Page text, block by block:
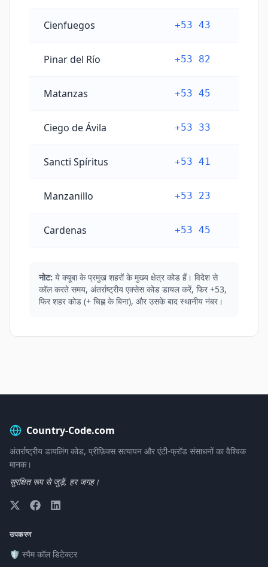
Cienfuegos +53 43
Pinar del Río +53 82
Matanzas +53 45
Ciego de Ávila +53 33
Sancti Spíritus +53 41
Manzanillo +53 23
Cardenas +53 45
नोट: ये क्यूबा के प्रमुख शहरों के मुख्य क्षेत्र कोड हैं। विदेश से
कॉल करते समय, अंतर्राष्ट्रीय एक्सेस कोड डायल करें, फिर +53,
फिर शहर कोड (+ चिह्न के बिना), और उसके बाद स्थानीय नंबर।
Country-Code.com
अंतर्राष्ट्रीय डायलिंग कोड, प्रीफ़िक्स सत्यापन और एंटी-फ्रॉड संसाधनों का वैश्विक
मानक।
सुरक्षित रूप से जुड़ें, हर जगह।
उपकरण
🛡️ स्पैम कॉल डिटेक्टर